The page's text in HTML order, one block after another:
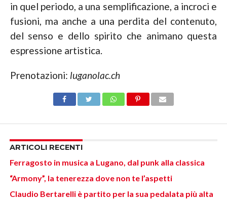
in quel periodo, a una semplificazione, a incroci e
fusioni, ma anche a una perdita del contenuto,
del senso e dello spirito che animano questa
espressione artistica.
Prenotazioni: luganolac.ch
ARTICOLI RECENTI
Ferragosto in musica a Lugano, dal punk alla classica
“Armony”, la tenerezza dove non te l’aspetti
Claudio Bertarelli è partito per la sua pedalata più alta